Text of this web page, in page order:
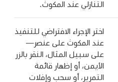
التنازلي عند المكوث.
اختر الإجراء الافتراضي للتنفيذ
عند المكوث على عنصر—
على سبيل المثال، النقر بالزر
الأيمن، أو إظهار قائمة
التمرير، أو سحب وإفلات